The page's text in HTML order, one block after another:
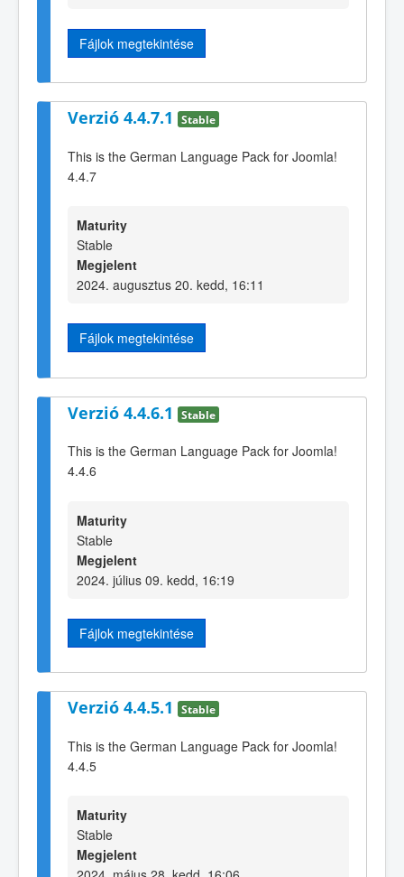
Fájlok megtekintése
Verzió 4.4.7.1 Stable
This is the German Language Pack for Joomla!
4.4.7
Maturity
Stable
Megjelent
2024. augusztus 20. kedd, 16:11
Fájlok megtekintése
Verzió 4.4.6.1 Stable
This is the German Language Pack for Joomla!
4.4.6
Maturity
Stable
Megjelent
2024. július 09. kedd, 16:19
Fájlok megtekintése
Verzió 4.4.5.1 Stable
This is the German Language Pack for Joomla!
4.4.5
Maturity
Stable
Megjelent